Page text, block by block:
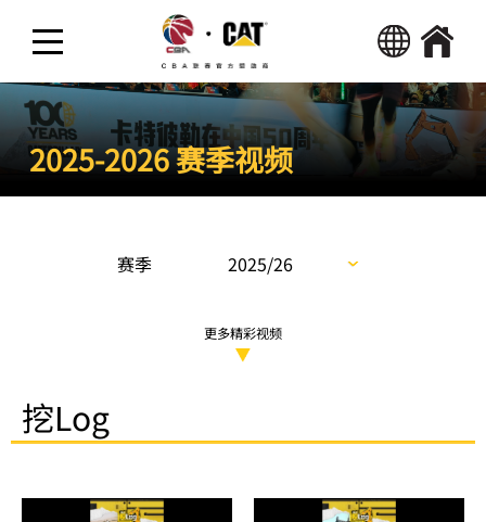
热点新闻
精彩视频
2025-2026 赛季视频
赛季 2025/26
更多精彩视频
挖Log